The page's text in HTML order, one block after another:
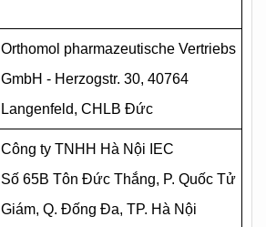
Orthomol pharmazeutische Vertriebs
GmbH - ​​Herzogstr. 30, 40764
Langenfeld, CHLB Đức
Công ty TNHH Hà Nội IEC
Số 65B Tôn Đức Thắng, P. Quốc Tử
Giám, Q. Đống Đa, TP. Hà Nội